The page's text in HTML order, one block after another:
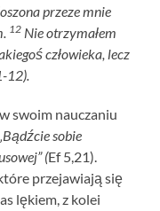
przeze mnie
12 Nie otrzymałem
człowieka, lecz
12).
swoim nauczaniu
„Bądźcie sobie
(Ef 5,21).
przejawiają się
lękiem, z kolei